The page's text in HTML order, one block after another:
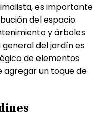
es importante
del espacio.
y árboles
del jardín es
de elementos
agregar un toque de